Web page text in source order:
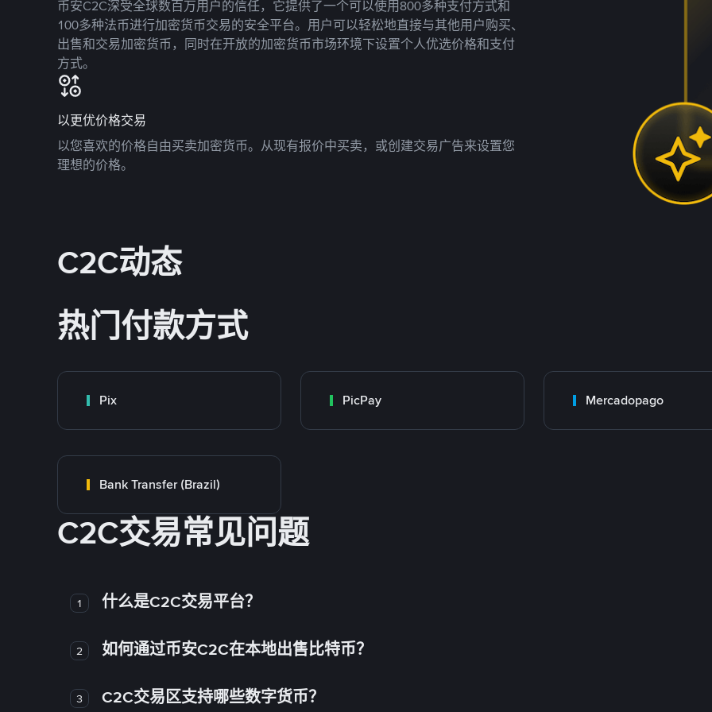
币安C2C深受全球数百万用户的信任，它提供了一个可以使用800多种支付方式和
100多种法币进行加密货币交易的安全平台。用户可以轻松地直接与其他用户购买、
出售和交易加密货币，同时在开放的加密货币市场环境下设置个人优选价格和支付
方式。
以更优价格交易
以您喜欢的价格自由买卖加密货币。从现有报价中买卖，或创建交易广告来设置您
理想的价格。
C2C动态
热门付款方式
Pix PicPay Mercadopago
Bank Transfer (Brazil)
C2C交易常见问题
1 什么是C2C交易平台？
2 如何通过币安C2C在本地出售比特币？
3 C2C交易区支持哪些数字货币？